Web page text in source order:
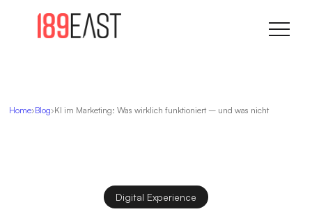
Home Blog KI im Marketing: Was wirklich funktioniert – und was nicht
Digital Experience